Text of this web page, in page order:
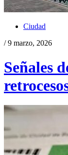
Ciudad
/ 9 marzo, 2026
Señales